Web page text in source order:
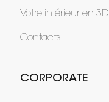
Votre intérieur en 3D
Contacts
CORPORATE